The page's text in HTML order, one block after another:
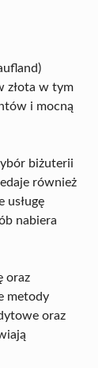
złota w tym
i mocną
biżuterii
również
usługę
nabiera
oraz
metody
oraz